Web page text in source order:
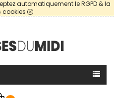
automatiquement le RGPD & la
cookies